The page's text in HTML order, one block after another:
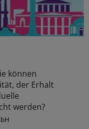
können
der Erhalt
werden?